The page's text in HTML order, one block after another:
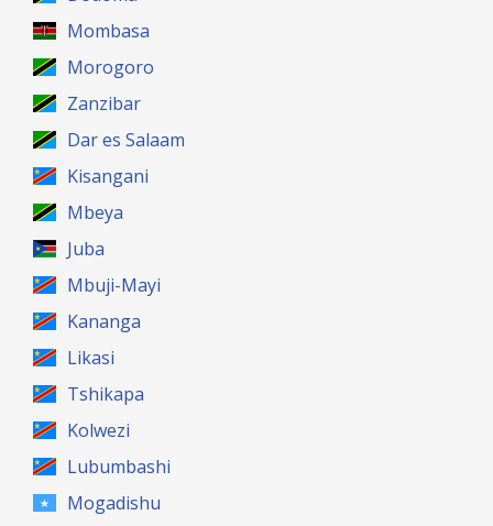
Mombasa
Morogoro
Zanzibar
Dar es Salaam
Kisangani
Mbeya
Juba
Mbuji-Mayi
Kananga
Likasi
Tshikapa
Kolwezi
Lubumbashi
Mogadishu